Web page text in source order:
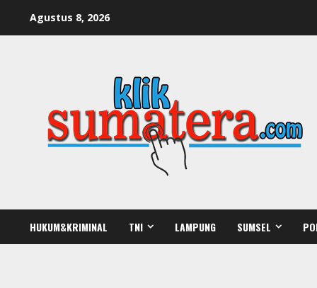
Agustus 8, 2026
HUKUM&KRIMINAL TNI LAMPUNG SUMSEL